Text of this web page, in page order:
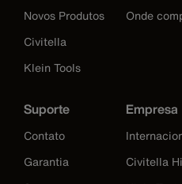
Novos Produtos
Civitella
Klein Tools
Onde
Suporte
Contato
Garantia
Empresa
Civitella